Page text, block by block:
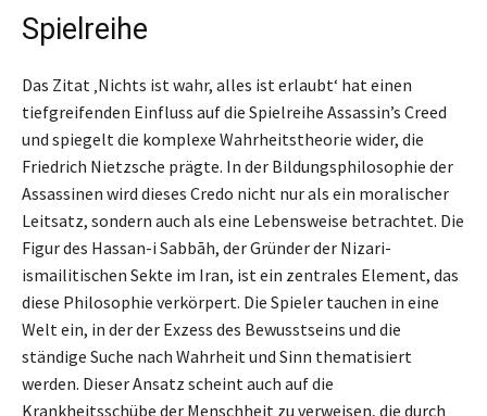
Spielreihe
Das Zitat ‚Nichts ist wahr, alles ist erlaubt‘ hat einen
tiefgreifenden Einfluss auf die Spielreihe Assassin’s Creed
und spiegelt die komplexe Wahrheitstheorie wider, die
Friedrich Nietzsche prägte. In der Bildungsphilosophie der
Assassinen wird dieses Credo nicht nur als ein moralischer
Leitsatz, sondern auch als eine Lebensweise betrachtet. Die
Figur des Hassan-i Sabbāh, der Gründer der Nizari-
ismailitischen Sekte im Iran, ist ein zentrales Element, das
diese Philosophie verkörpert. Die Spieler tauchen in eine
Welt ein, in der der Exzess des Bewusstseins und die
ständige Suche nach Wahrheit und Sinn thematisiert
werden. Dieser Ansatz scheint auch auf die
Krankheitsschübe der Menschheit zu verweisen, die durch